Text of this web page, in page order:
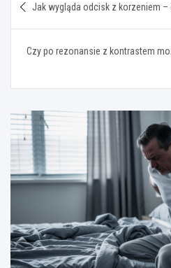
wpisu
Jak wygląda odcisk z korzeniem
Czy po rezonansie z kontrastem